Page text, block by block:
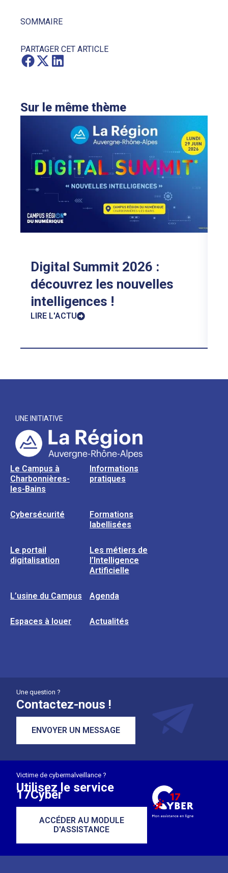
SOMMAIRE
PARTAGER CET ARTICLE
Sur le même thème
Digital Summit 2026 :
découvrez les nouvelles
intelligences !
LIRE L'ACTU
UNE INITIATIVE
Le Campus à
Charbonnières-
les-Bains
Informations
pratiques
Cybersécurité
Formations
labellisées
Le portail
digitalisation
Les métiers de
l’Intelligence
Artificielle
L’usine du Campus Agenda
Espaces à louer Actualités
Une question ?
Contactez-nous !
ENVOYER UN MESSAGE
Victime de cybermalveillance ?
Utilisez le service
17Cyber
ACCÉDER AU MODULE
D'ASSISTANCE